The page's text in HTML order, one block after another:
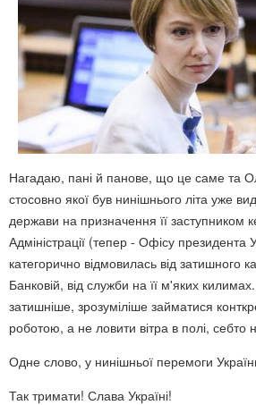
Нагадаю, пані й панове, що це саме та
стосовно якої був нинішнього літа уже
держави на призначення її заступником
Адміністрації (тепер - Офісу президента
категорично відмовилась від затишного
Банковій, від служби на її м'яких
затишніше, зрозуміліше займатися
роботою, а не ловити вітра в полі, себто
Одне слово, у нинішньої перемоги
Так тримати! Слава Україні!